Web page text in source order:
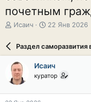
почетным
А
о
р
т
е
м
ы
Исаич
Д
а
а
ч
л
22 Янв 2026
Раздел саморазвития
Исаич
куратор